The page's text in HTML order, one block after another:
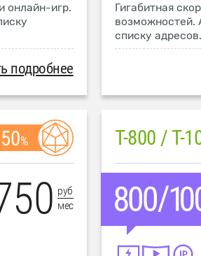
онлайн-игр.
подробнее
Гигабитная
возможностей.
списку адресов.
50%
руб
мес
T-800 / T-